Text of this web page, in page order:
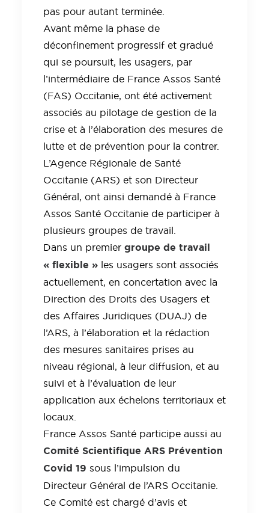
pas pour autant terminée.
Avant même la phase de
déconfinement progressif et gradué
qui se poursuit, les usagers, par
l’intermédiaire de France Assos Santé
(FAS) Occitanie, ont été activement
associés au pilotage de gestion de la
crise et à l’élaboration des mesures de
lutte et de prévention pour la contrer.
L’Agence Régionale de Santé
Occitanie (ARS) et son Directeur
Général, ont ainsi demandé à France
Assos Santé Occitanie de participer à
plusieurs groupes de travail.
Dans un premier groupe de travail
« flexible » les usagers sont associés
actuellement, en concertation avec la
Direction des Droits des Usagers et
des Affaires Juridiques (DUAJ) de
l’ARS, à l’élaboration et la rédaction
des mesures sanitaires prises au
niveau régional, à leur diffusion, et au
suivi et à l’évaluation de leur
application aux échelons territoriaux et
locaux.
France Assos Santé participe aussi au
Comité Scientifique ARS Prévention
Covid 19 sous l’impulsion du
Directeur Général de l’ARS Occitanie.
Ce Comité est chargé d’avis et